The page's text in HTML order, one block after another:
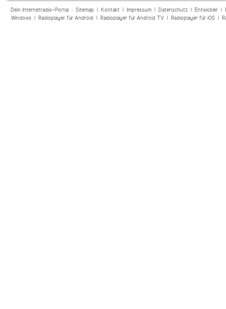
Dein Internetradio-Portal : Sitemap| Kontakt| Impressum| Datenschutz| Entwickler|
Windows| Radioplayer für Android| Radioplayer für Android TV| Radioplayer für iOS|